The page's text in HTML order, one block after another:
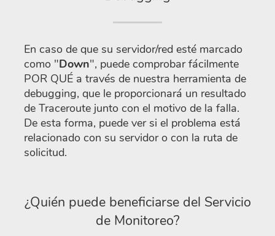
En caso de que su servidor/red esté marcado
como "Down", puede comprobar fácilmente
POR QUÉ a través de nuestra herramienta de
debugging, que le proporcionará un resultado
de Traceroute junto con el motivo de la falla.
De esta forma, puede ver si el problema está
relacionado con su servidor o con la ruta de
solicitud.
¿Quién puede beneficiarse del Servicio
de Monitoreo?